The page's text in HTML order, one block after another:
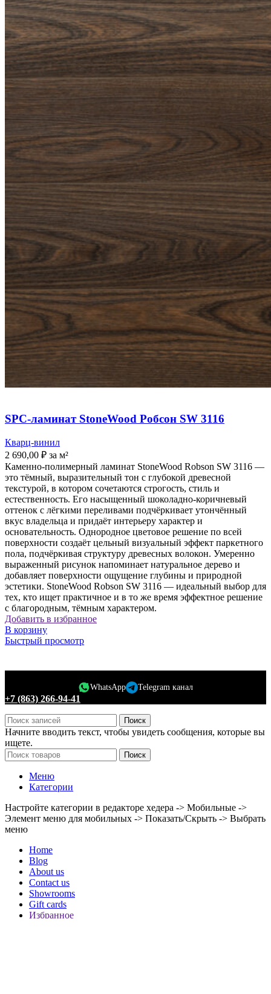
SPC-ламинат StoneWood Робсон SW 3116
Кварц-винил
2 690,00 ₽ за м²
Каменно-полимерный ламинат StoneWood Robson SW 3116 —
это тёмный, выразительный тон с глубокой древесной
текстурой, в котором сочетаются строгость, стиль и
естественность. Его насыщенный шоколадно-коричневый
оттенок с лёгкими переливами подчёркивает утончённый
вкус владельца и придаёт интерьеру характер и
основательность. Однородное цветовое решение по всей
поверхности создаёт цельный визуальный эффект паркетного
пола, подчёркивая структуру древесных волокон. Умеренно
выраженный рисунок напоминает натуральное дерево и
добавляет поверхности ощущение глубины и природной
эстетики. StoneWood Robson SW 3116 — идеальный выбор для
тех, кто ищет практичное и в то же время эффектное решение
с благородным, тёмным характером.
Добавить в избранное
В корзину
Быстрый просмотр
WhatsApp Telegram канал
+7 (863) 266-94-41
Поиск
Начните вводить текст, чтобы увидеть сообщения, которые вы
ищете.
Поиск
Меню
Категории
Настройте категории в редакторе хедера -> Мобильные ->
Элемент меню для мобильных -> Показать/Скрыть -> Выбрать
меню
Home
Blog
About us
Contact us
Showrooms
Gift cards
Избранное